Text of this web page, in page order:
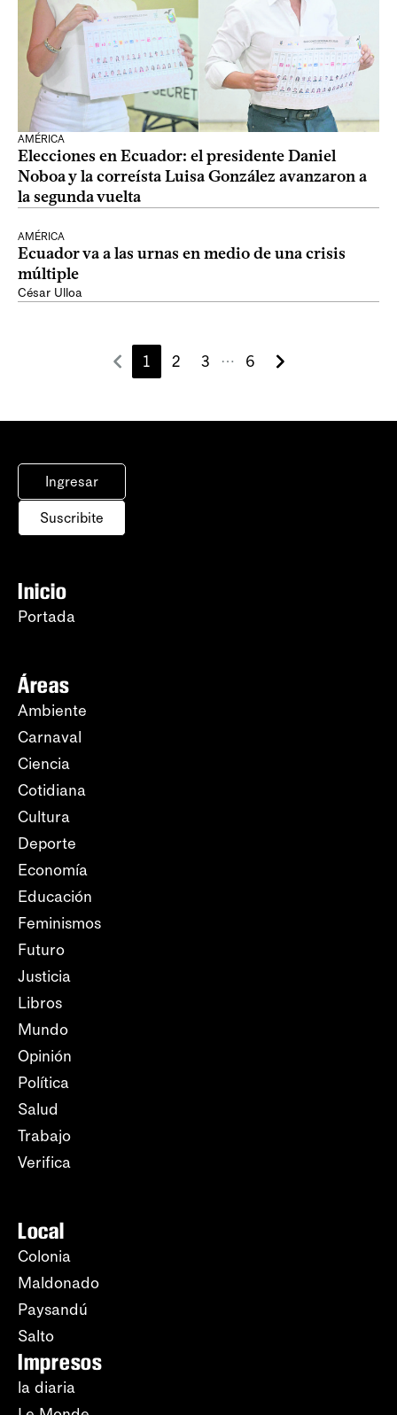
AMÉRICA
Elecciones en Ecuador: el presidente Daniel
Noboa y la correísta Luisa González avanzaron a
la segunda vuelta
AMÉRICA
Ecuador va a las urnas en medio de una crisis
múltiple
César Ulloa
1 2 3 ⋯ 6
Ingresar
Suscribite
Inicio
Portada
Áreas
Ambiente
Carnaval
Ciencia
Cotidiana
Cultura
Deporte
Economía
Educación
Feminismos
Futuro
Justicia
Libros
Mundo
Opinión
Política
Salud
Trabajo
Verifica
Local
Colonia
Maldonado
Paysandú
Salto
Impresos
la diaria